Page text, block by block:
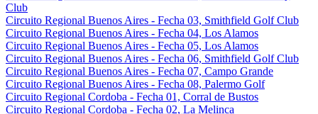
Club
Circuito Regional Buenos Aires - Fecha 03, Smithfield Golf Club
Circuito Regional Buenos Aires - Fecha 04, Los Alamos
Circuito Regional Buenos Aires - Fecha 05, Los Alamos
Circuito Regional Buenos Aires - Fecha 06, Smithfield Golf Club
Circuito Regional Buenos Aires - Fecha 07, Campo Grande
Circuito Regional Buenos Aires - Fecha 08, Palermo Golf
Circuito Regional Cordoba - Fecha 01, Corral de Bustos
Circuito Regional Cordoba - Fecha 02, La Melinca